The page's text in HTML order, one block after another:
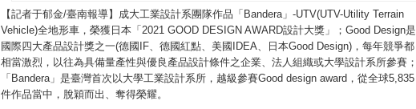
【記者于郁金/臺南報導】成大工業設計系團隊作品「Bandera」-UTV(UTV-Utility Terrain
Vehicle)全地形車，榮獲日本「2021 GOOD DESIGN AWARD設計大獎」；Good Design是
國際四大產品設計獎之一(德國IF、德國紅點、美國IDEA、日本Good Design)，每年競爭都
相當激烈，以往為具備量產性與優良產品設計條件之企業、法人組織或大學設計系所參賽；
「Bandera」是臺灣首次以大學工業設計系所，越級參賽Good design award，從全球5,835
件作品當中，脫穎而出、奪得榮耀。